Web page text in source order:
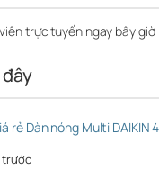
trực tuyến ngay bây giờ
rẻ Dàn nóng Multi DAIKIN
trước